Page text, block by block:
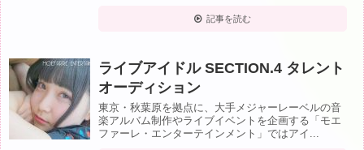
記事を読む
ライブアイドル SECTION.4 タレント
オーディション
東京・秋葉原を拠点に、大手メジャーレーベルの音
楽アルバム制作やライブイベントを企画する「モエ
ファーレ・エンターテインメント」ではアイ...